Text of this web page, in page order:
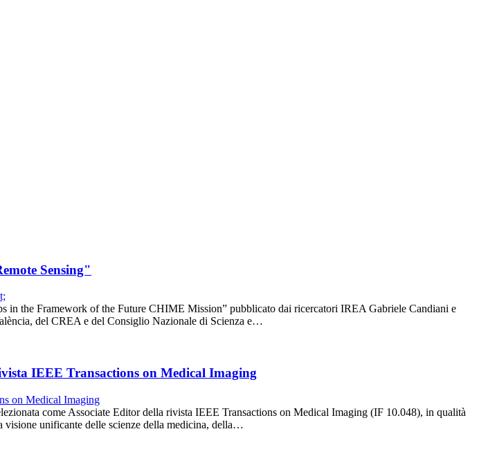
Sensing"
the Framework of the Future CHIME Mission” pubblicato dai ricercatori IREA Gabriele Candiani e
del CREA e del Consiglio Nazionale di Scienza e…
IEEE Transactions on Medical Imaging
come Associate Editor della rivista IEEE Transactions on Medical Imaging (IF 10.048), in qualità
visione unificante delle scienze della medicina, della…